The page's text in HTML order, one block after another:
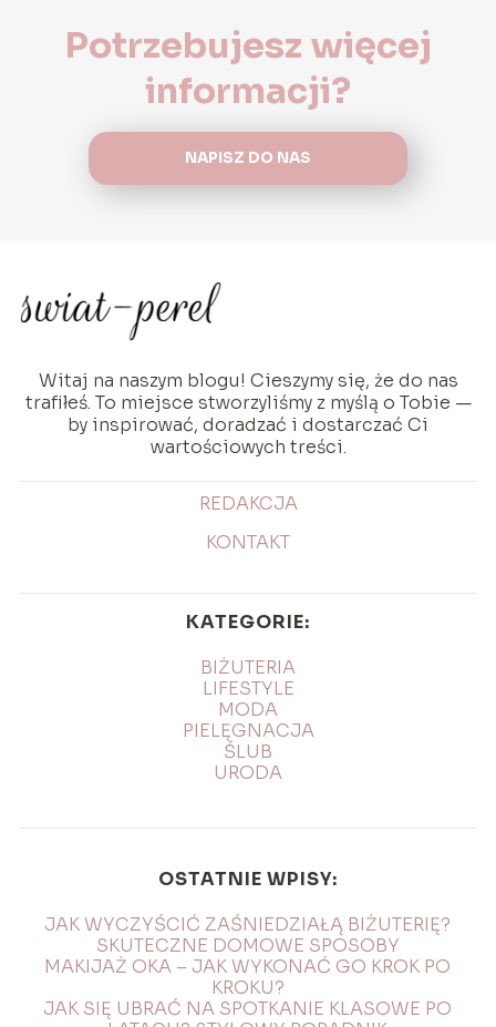
Potrzebujesz więcej
informacji?
NAPISZ DO NAS
Witaj na naszym blogu! Cieszymy się, że do nas
trafiłeś. To miejsce stworzyliśmy z myślą o Tobie —
by inspirować, doradzać i dostarczać Ci
wartościowych treści.
REDAKCJA
KONTAKT
KATEGORIE:
BIŻUTERIA
LIFESTYLE
MODA
PIELĘGNACJA
ŚLUB
URODA
OSTATNIE WPISY:
JAK WYCZYŚCIĆ ZAŚNIEDZIAŁĄ BIŻUTERIĘ?
SKUTECZNE DOMOWE SPOSOBY
MAKIJAŻ OKA – JAK WYKONAĆ GO KROK PO
KROKU?
JAK SIĘ UBRAĆ NA SPOTKANIE KLASOWE PO